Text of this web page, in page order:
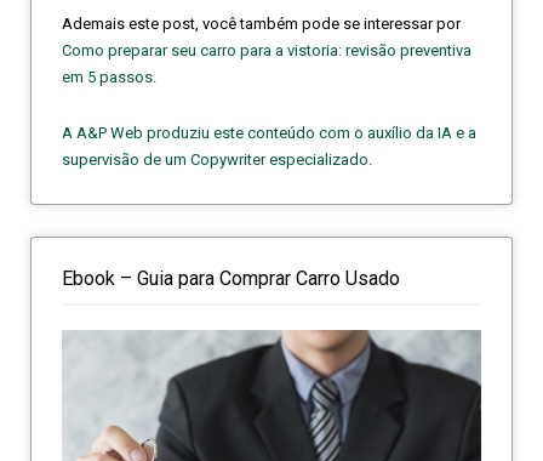
Ademais este post, você também pode se interessar por
Como preparar seu carro para a vistoria: revisão preventiva
em 5 passos.
A A&P Web produziu este conteúdo com o auxílio da IA e a
supervisão de um Copywriter especializado.
Ebook – Guia para Comprar Carro Usado